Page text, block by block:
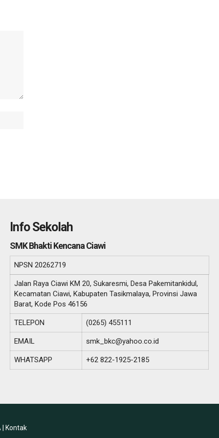
Info Sekolah
SMK Bhakti Kencana Ciawi
NPSN 20262719
Jalan Raya Ciawi KM 20, Sukaresmi, Desa Pakemitankidul,
Kecamatan Ciawi, Kabupaten Tasikmalaya, Provinsi Jawa
Barat, Kode Pos 46156
TELEPON (0265) 455111
EMAIL smk_bkc@yahoo.co.id
WHATSAPP +62 822-1925-2185
Kontak